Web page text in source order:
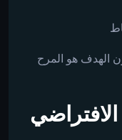
الهدف هو المرح